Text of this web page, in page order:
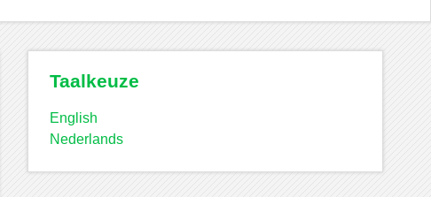
Taalkeuze
English
Nederlands